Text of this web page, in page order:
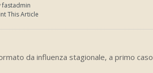
fastadmin
This Article
da influenza stagionale, a primo